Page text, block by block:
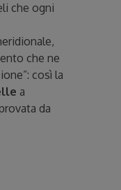
che ogni
che ne
così la
a
da